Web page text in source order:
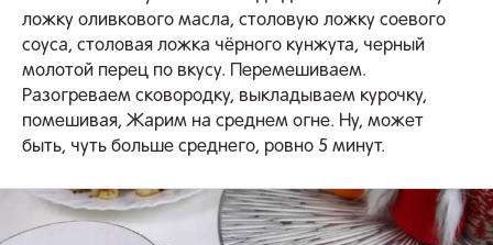
ложку оливкового масла, столовую ложку соевого
соуса, столовая ложка чёрного кунжута, черный
молотой перец по вкусу. Перемешиваем.
Разогреваем сковородку, выкладываем курочку,
помешивая, Жарим на среднем огне. Ну, может
быть, чуть больше среднего, ровно 5 минут.